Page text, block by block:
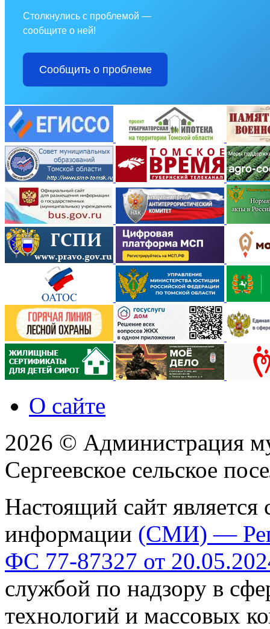
Столкнулись с проблемой —
сообщите о ней!
Сообщить о проблеме
О сайте
2026 © Администрация
Сергеевское сельское
Настоящий сайт является
информации (СМИ) —
ФС 77-87327 от
службой по надзору в
технологий и массовых